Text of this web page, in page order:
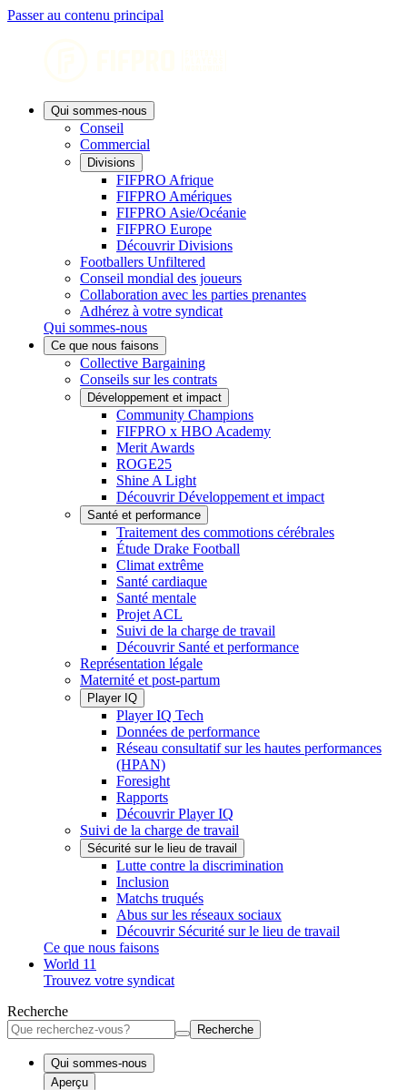
Passer au contenu principal
Qui sommes-nous
Conseil
Commercial
Divisions
FIFPRO Afrique
FIFPRO Amériques
FIFPRO Asie/Océanie
FIFPRO Europe
Découvrir Divisions
Footballers Unfiltered
Conseil mondial des joueurs
Collaboration avec les parties prenantes
Adhérez à votre syndicat
Qui sommes-nous
Ce que nous faisons
Collective Bargaining
Conseils sur les contrats
Développement et impact
Community Champions
FIFPRO x HBO Academy
Merit Awards
ROGE25
Shine A Light
Découvrir Développement et impact
Santé et performance
Traitement des commotions cérébrales
Étude Drake Football
Climat extrême
Santé cardiaque
Santé mentale
Projet ACL
Suivi de la charge de travail
Découvrir Santé et performance
Représentation légale
Maternité et post-partum
Player IQ
Player IQ Tech
Données de performance
Réseau consultatif sur les hautes performances
(HPAN)
Foresight
Rapports
Découvrir Player IQ
Suivi de la charge de travail
Sécurité sur le lieu de travail
Lutte contre la discrimination
Inclusion
Matchs truqués
Abus sur les réseaux sociaux
Découvrir Sécurité sur le lieu de travail
Ce que nous faisons
World 11
Trouvez votre syndicat
Recherche
Recherche
Qui sommes-nous
Aperçu